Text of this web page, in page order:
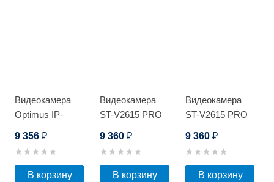
Видеокамера
Optimus IP-
9 356 ₽
В корзину
Видеокамера
ST-V2615 PRO
9 360₽
В корзину
Видеокамера
ST-V2615 PRO
9 360 ₽
В корзину